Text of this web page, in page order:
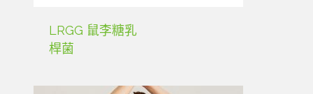
LRGG 鼠李糖乳
桿菌